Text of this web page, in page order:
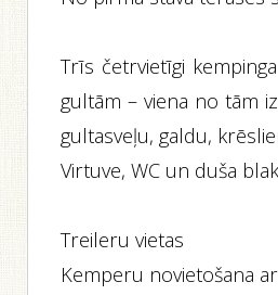
Trīs četrvietīgi
gultām – viena no tām
gultasveļu, galdu,
Virtuve, WC un duša
Treileru vietas
Kemperu novietošana